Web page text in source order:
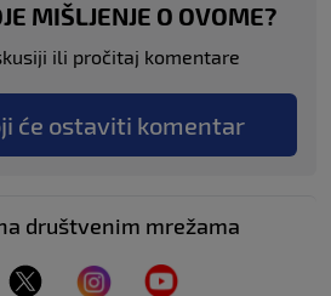
MIŠLJENJE O OVOME?
ili pročitaj komentare
će ostaviti komentar
društvenim mrežama